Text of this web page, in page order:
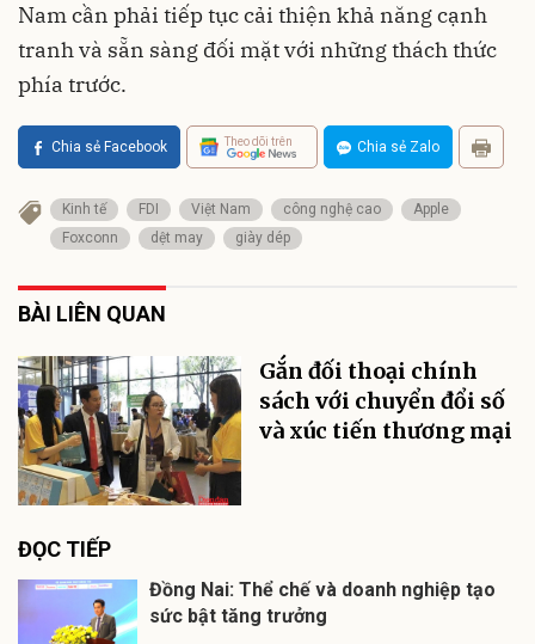
Nam cần phải tiếp tục cải thiện khả năng cạnh
tranh và sẵn sàng đối mặt với những thách thức
phía trước.
Chia sẻ Facebook Theo dõi trên Chia sẻ Zalo
Kinh tế FDI Việt Nam công nghệ cao
Apple
Foxconn
dệt may giày dép
BÀI LIÊN QUAN
Gắn đối thoại chính
sách với chuyển đổi số
và xúc tiến thương mại
ĐỌC TIẾP
Đồng Nai: Thể chế và doanh nghiệp tạo
sức bật tăng trưởng